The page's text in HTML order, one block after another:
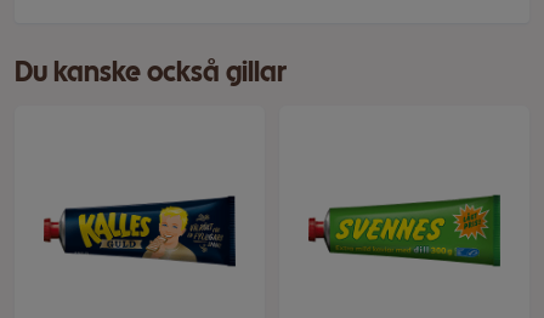
Du kanske också gillar